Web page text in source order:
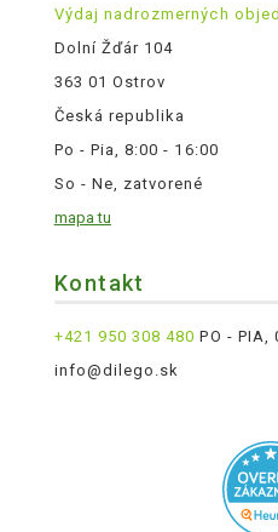
Výdaj nadrozmerných
Dolní Žďár 104
363 01 Ostrov
Česká republika
Po - Pia, 8:00 - 16:00
So - Ne, zatvorené
mapa tu
Kontakt
+421 950 308 480 PO - PIA,
info@dilego.sk